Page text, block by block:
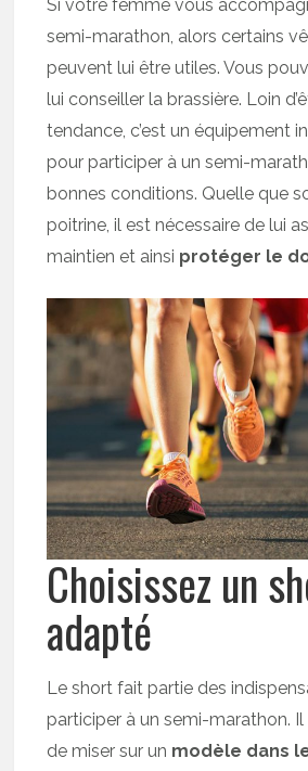
Si votre femme vous
semi-marathon, alors certains
peuvent lui être utiles. Vous
lui conseiller la brassière. Loin
tendance, c’est un équipement
pour participer à un semi-
bonnes conditions. Quelle que
poitrine, il est nécessaire de lui
maintien et ainsi protéger le
Choisissez un
adapté
Le short fait partie des
participer à un semi-marathon.
de miser sur un modèle dans